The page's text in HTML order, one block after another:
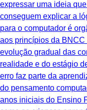
expressar uma ideia
conseguem explicar a
para o computador é
aos princípios da
evolução gradual das
realidade e do estágio
erro faz parte da
do pensamento
anos iniciais do Ensino